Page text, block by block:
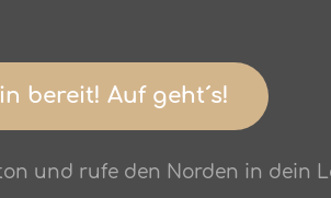
bereit! Auf geht´s!
und rufe den Norden in dein